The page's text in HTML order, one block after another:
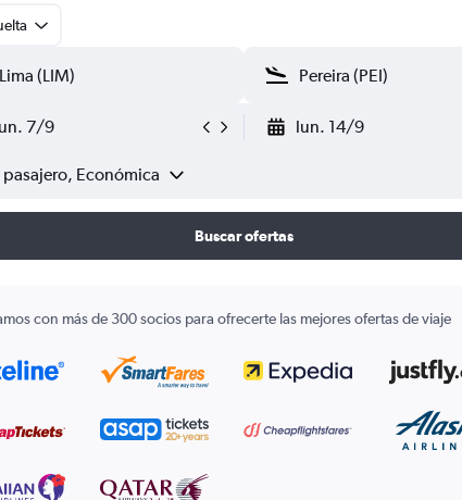
7/9 lun. 14/9
pasajero, Económica
Buscar ofertas
con más de 300 socios para ofrecerte las mejores ofertas de viaje